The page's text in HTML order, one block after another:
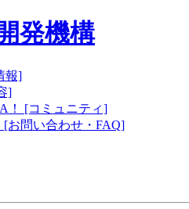
発機構
報]
]
！ [コミュニティ]
お問い合わせ・FAQ]